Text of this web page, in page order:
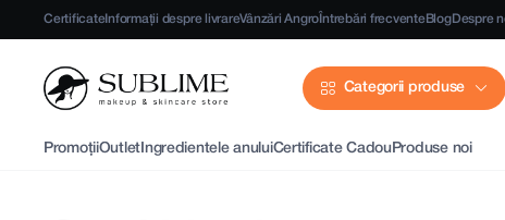
CertificateInformații despre livrareVânzări Angro Întrebări frecventeBlogDespre
Categorii produse
PromoțiiOutlet Ingredientele anuluiCertificate CadouProduse noi